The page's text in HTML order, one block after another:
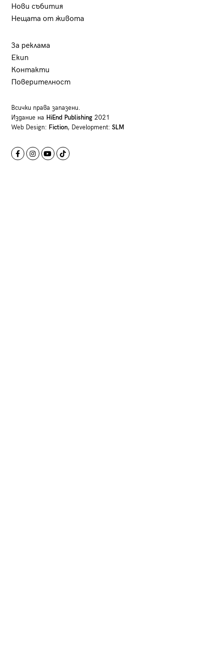
Нови събития
Нещата от живота
За реклама
Екип
Контакти
Поверителност
Всички права запазени.
Издание на HiEnd Publishing2021
Web Design: Fiction, Development: SLM